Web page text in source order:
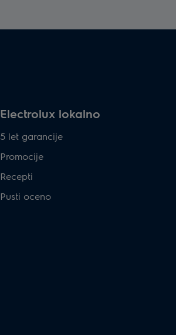
Electrolux lokalno
5 let garancije
Promocije
Recepti
Pusti oceno